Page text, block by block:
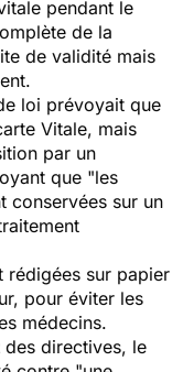
pendant le
de la
de validité mais
loi prévoyait que
Vitale, mais
par un
que "les
conservées sur un
rédigées sur papier
pour éviter les
médecins.
des directives, le